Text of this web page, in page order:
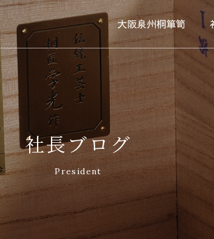
大阪泉州桐箪笥
社長ブログ
President